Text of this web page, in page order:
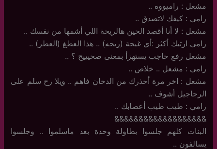
مشعل : راميووه ..
رامي : كيفك لاتصدق ..
مشعل : لا أنا أقصد الحين هالريحة اللي أشمها من نفسك ..
رامي ارتبك أكثر :أي غيحة (ريحه) .. هذا العطغ (العطر) ..
مشعل رفع حاجب يستهزأ بمعنى صحيييح ؟ ..
رامي : مشعل .. خلاص ..
مشعل : اخر مرة أحذرك من الدخان فاهم .. ويلا رح سلم على
الرجاجيل أشوف ..
رامي : طيب طيب أعصابك ..
&&&&&&&&&&&&&&&&&&&
البنات كلهم جلسوا بطاولة وحدة بعد ماسلموا .. وجلسوا
يسالفون ..